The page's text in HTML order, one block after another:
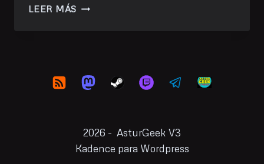
LEER MÁS VUELVO
2026 - AsturGeek V3
Kadence para Wordpress